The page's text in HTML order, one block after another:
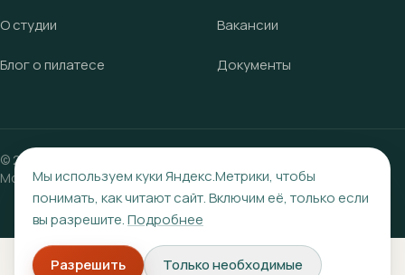
О студии
Блог о пилатесе
Вакансии
Документы
© 2023
Московская, 49, домофон 54
Мы используем куки Яндекс.Метрики, чтобы
понимать, как читают сайт. Включим её, только если
вы разрешите.Подробнее
Разрешить Только необходимые